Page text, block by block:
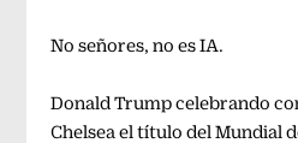
No señores, no es IA.
Donald Trump celebrando
Chelsea el título del Mundial